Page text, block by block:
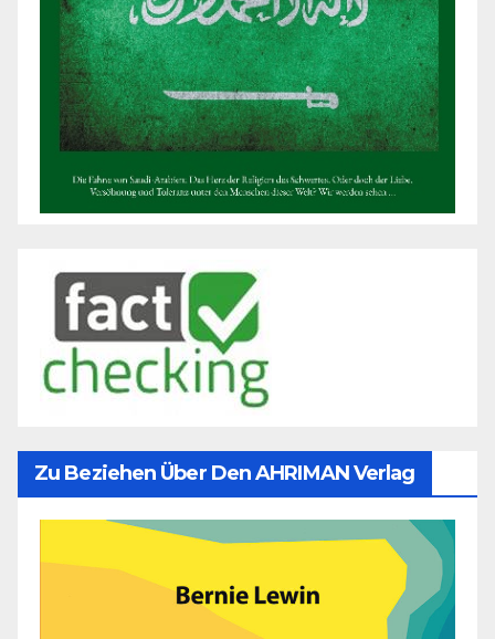
Zu Beziehen Über Den AHRIMAN Verlag